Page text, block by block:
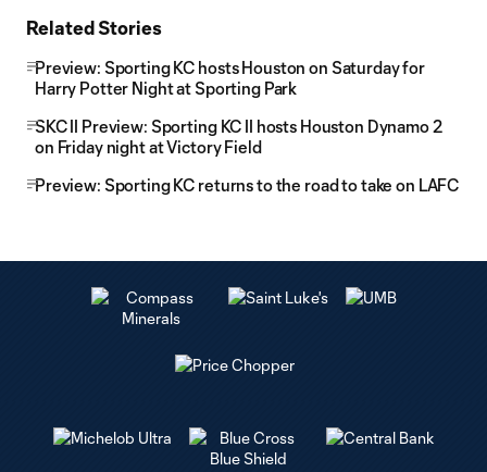
Related Stories
Preview: Sporting KC hosts Houston on Saturday for
Harry Potter Night at Sporting Park
SKC II Preview: Sporting KC II hosts Houston Dynamo 2
on Friday night at Victory Field
Preview: Sporting KC returns to the road to take on LAFC